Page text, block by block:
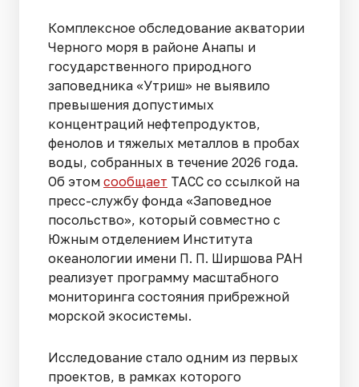
Комплексное обследование акватории
Черного моря в районе Анапы и
государственного природного
заповедника «Утриш» не выявило
превышения допустимых
концентраций нефтепродуктов,
фенолов и тяжелых металлов в пробах
воды, собранных в течение 2026 года.
Об этом сообщает ТАСС со ссылкой на
пресс-службу фонда «Заповедное
посольство», который совместно с
Южным отделением Института
океанологии имени П. П. Ширшова РАН
реализует программу масштабного
мониторинга состояния прибрежной
морской экосистемы.
Исследование стало одним из первых
проектов, в рамках которого